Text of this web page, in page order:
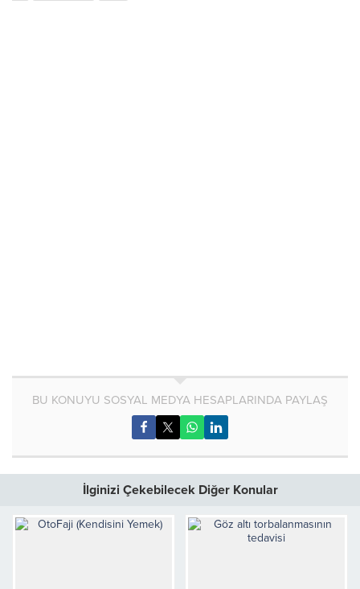
BU KONUYU SOSYAL MEDYA HESAPLARINDA PAYLAŞ
İlginizi Çekebilecek Diğer Konular